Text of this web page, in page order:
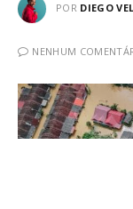
POR DIEGO
NENHUM